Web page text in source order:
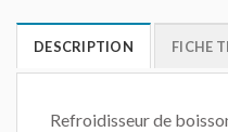
DESCRIPTION FICHE
Refroidisseur de